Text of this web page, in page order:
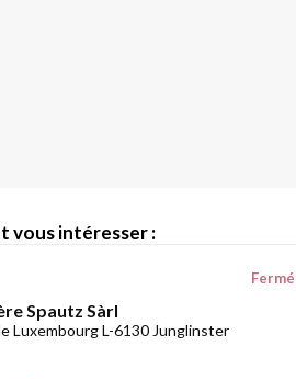
vous intéresser :
Spautz Sàrl
Luxembourg L-6130 Junglinster
Fermé